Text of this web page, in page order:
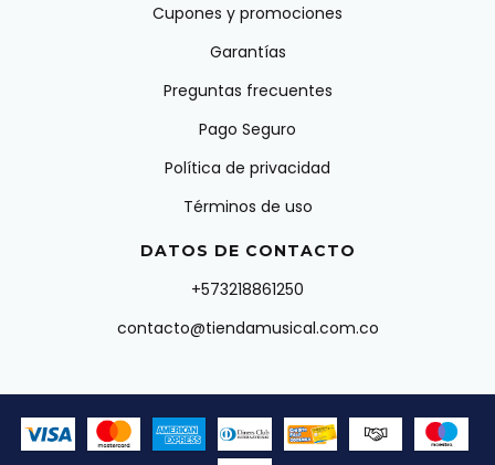
Cupones y promociones
Garantías
Preguntas frecuentes
Pago Seguro
Política de privacidad
Términos de uso
DATOS DE CONTACTO
+573218861250
contacto@tiendamusical.com.co